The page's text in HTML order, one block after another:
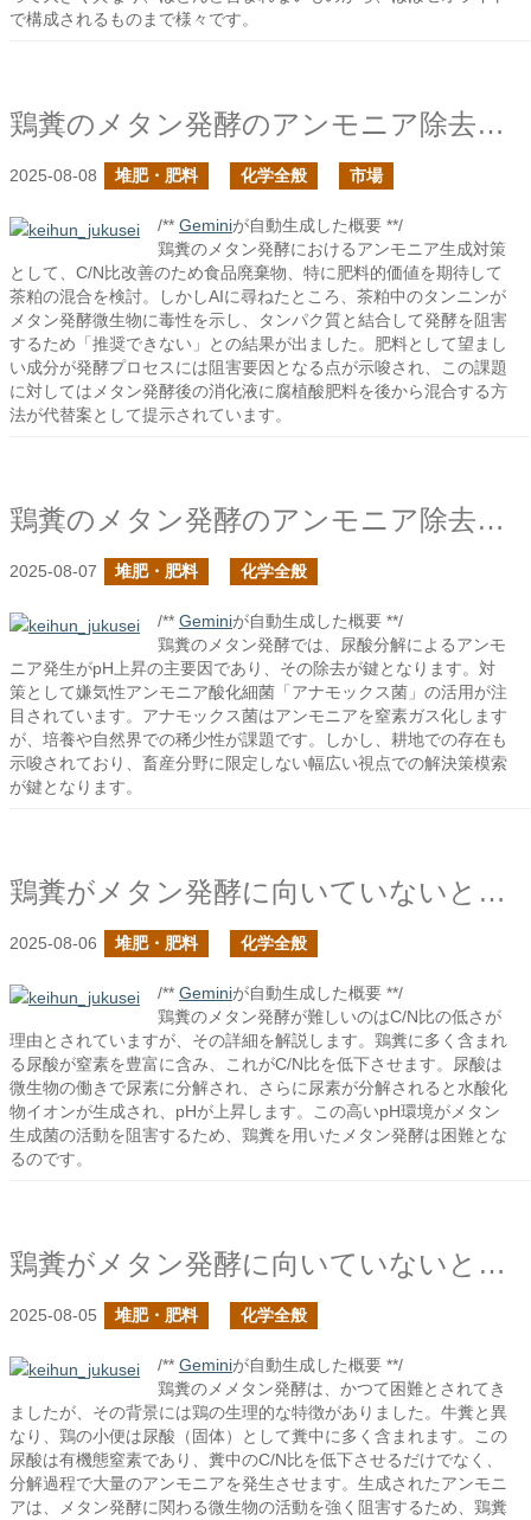
で構成されるものまで様々です。
鶏糞のメタン発酵のアンモニア除去技術のあれこれの続き
2025-08-08 堆肥・肥料 化学全般 市場
/** Geminiが自動生成した概要 **/
鶏糞のメタン発酵におけるアンモニア生成対策
として、C/N比改善のため食品廃棄物、特に肥料的価値を期待して
茶粕の混合を検討。しかしAIに尋ねたところ、茶粕中のタンニンが
メタン発酵微生物に毒性を示し、タンパク質と結合して発酵を阻害
するため「推奨できない」との結果が出ました。肥料として望まし
い成分が発酵プロセスには阻害要因となる点が示唆され、この課題
に対してはメタン発酵後の消化液に腐植酸肥料を後から混合する方
法が代替案として提示されています。
鶏糞のメタン発酵のアンモニア除去技術のあれこれ
2025-08-07 堆肥・肥料 化学全般
/** Geminiが自動生成した概要 **/
鶏糞のメタン発酵では、尿酸分解によるアンモ
ニア発生がpH上昇の主要因であり、その除去が鍵となります。対
策として嫌気性アンモニア酸化細菌「アナモックス菌」の活用が注
目されています。アナモックス菌はアンモニアを窒素ガス化します
が、培養や自然界での稀少性が課題です。しかし、耕地での存在も
示唆されており、畜産分野に限定しない幅広い視点での解決策模索
が鍵となります。
鶏糞がメタン発酵に向いていないとされた理由は何か？の続き
2025-08-06 堆肥・肥料 化学全般
/** Geminiが自動生成した概要 **/
鶏糞のメタン発酵が難しいのはC/N比の低さが
理由とされていますが、その詳細を解説します。鶏糞に多く含まれ
る尿酸が窒素を豊富に含み、これがC/N比を低下させます。尿酸は
微生物の働きで尿素に分解され、さらに尿素が分解されると水酸化
物イオンが生成され、pHが上昇します。この高いpH環境がメタン
生成菌の活動を阻害するため、鶏糞を用いたメタン発酵は困難とな
るのです。
鶏糞がメタン発酵に向いていないとされた理由は何か？
2025-08-05 堆肥・肥料 化学全般
/** Geminiが自動生成した概要 **/
鶏糞のメメタン発酵は、かつて困難とされてき
ましたが、その背景には鶏の生理的な特徴がありました。牛糞と異
なり、鶏の小便は尿酸（固体）として糞中に多く含まれます。この
尿酸は有機態窒素であり、糞中のC/N比を低下させるだけでなく、
分解過程で大量のアンモニアを発生させます。生成されたアンモニ
アは、メタン発酵に関わる微生物の活動を強く阻害するため、鶏糞